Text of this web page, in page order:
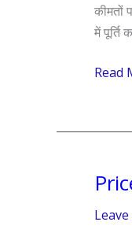
कीमतों
में पूर्ति
of
Read
Price
of